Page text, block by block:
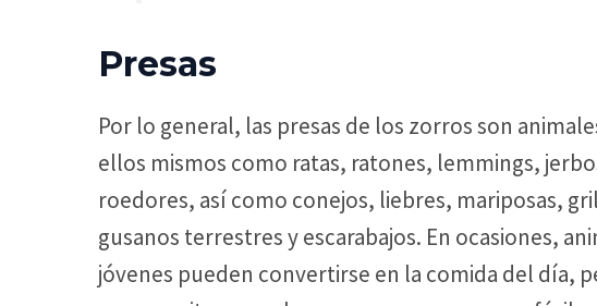
Presas
Por lo general, las presas de los zorros son
ellos mismos como ratas, ratones, lemmings,
roedores, así como conejos, liebres, mariposas,
gusanos terrestres y escarabajos. En ocasiones,
jóvenes pueden convertirse en la comida del día,